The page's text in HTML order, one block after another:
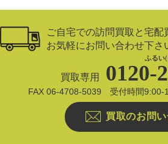
ご自宅での訪問買取と宅配
お気軽にお問い合わせ下さ
ふるい(
買取専用 0120-
FAX 06-4708-5039 受付時間9:00-
買取のお問